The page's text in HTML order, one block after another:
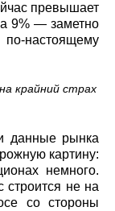
превышает
9% — заметно
настоящему
крайний страх
данные рынка
картину:
немного.
строится не на
со стороны